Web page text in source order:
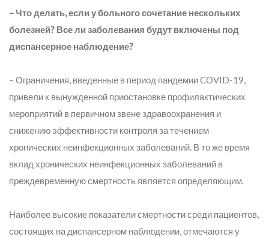
– Что делать, если у больного сочетание нескольких
болезней? Все ли заболевания будут включены под
диспансерное наблюдение?
– Ограничения, введенные в период пандемии COVID-19,
привели к вынужденной приостановке профилактических
мероприятий в первичном звене здравоохранения и
снижению эффективности контроля за течением
хронических неинфекционных заболеваний. В то же время
вклад хронических неинфекционных заболеваний в
преждевременную смертность является определяющим.
Наиболее высокие показатели смертности среди пациентов,
состоящих на диспансерном наблюдении, отмечаются у